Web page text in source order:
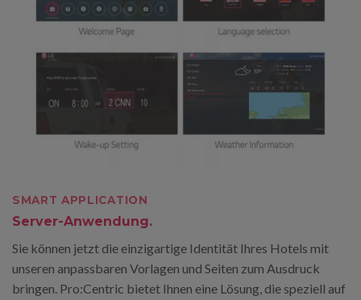
SMART APPLICATION
Server-Anwendung.
Sie können jetzt die einzigartige Identität Ihres Hotels mit
unseren anpassbaren Vorlagen und Seiten zum Ausdruck
bringen. Pro:Centric bietet Ihnen eine Lösung, die speziell auf